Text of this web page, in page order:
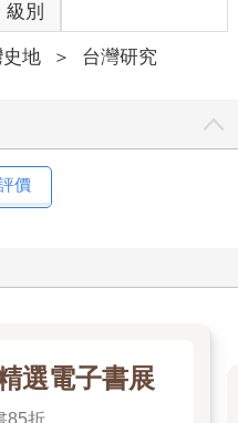
級別
地 ＞ 台灣研究
價
選電子書展